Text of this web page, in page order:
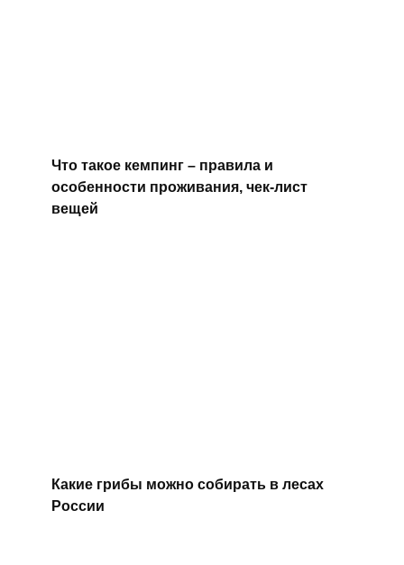
Что такое кемпинг – правила и
особенности проживания, чек-лист
вещей
Какие грибы можно собирать в лесах
России